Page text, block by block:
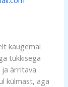
kaugemal
tükkisega
ja ärritava
külmast, aga